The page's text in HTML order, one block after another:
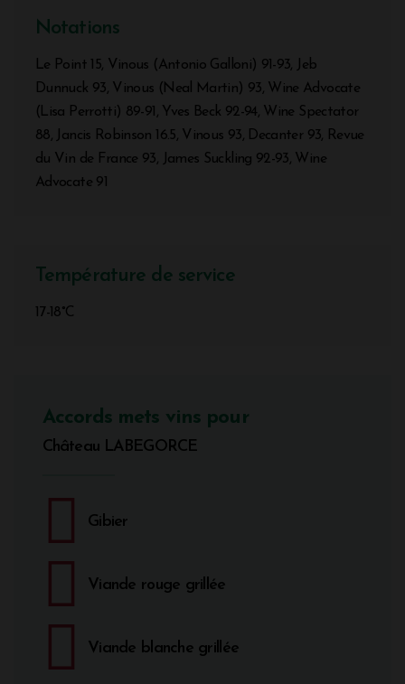
Notations
Le Point 15, Vinous (Antonio Galloni) 91-93, Jeb
Dunnuck 93, Vinous (Neal Martin) 93, Wine Advocate
(Lisa Perrotti) 89-91, Yves Beck 92-94, Wine Spectator
88, Jancis Robinson 16.5, Vinous 93, Decanter 93, Revue
du Vin de France 93, James Suckling 92-93, Wine
Advocate 91
Température de service
17-18°C
Accords mets vins pour
Château LABEGORCE
Gibier
Viande rouge grillée
Viande blanche grillée